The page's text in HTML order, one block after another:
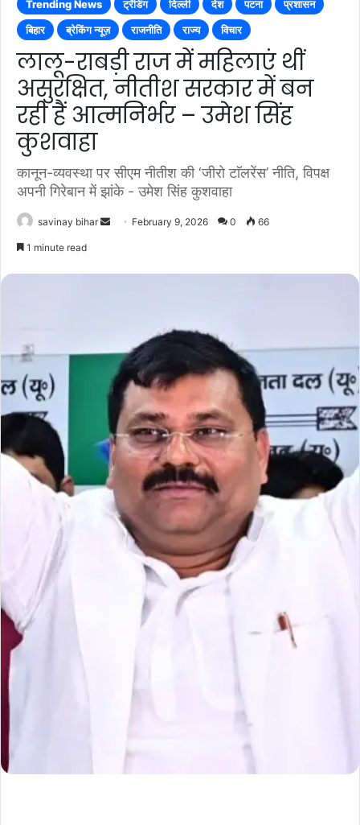
Trending News ट्रेंडिंग दिल्ली देश पटना
प्रशासन
बिहार
ब्रेकिंग न्यूज़ राजनीति राज्य विचार
लालू-राबड़ी राज में महिलाएं थीं
असुरक्षित, नीतीश सरकार में बन
रही हैं आत्मनिर्भर – उमेश सिंह
कुशवाहा
कानून-व्यवस्था पर सीएम नीतीश की ‘जीरो टाॅलरेंस’ नीति, विपक्ष
अपनी गिरेबान में झांके - उमेश सिंह कुशवाहा
savinay bihar
SendFebruary 9, 2026 0 66
1 minute read